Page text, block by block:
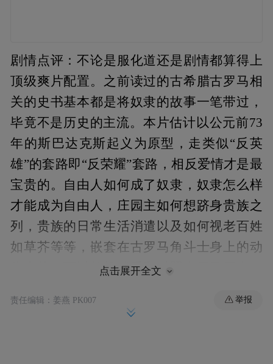
剧情点评：不论是服化道还是剧情都算得上
顶级爽片配置。之前读过的古希腊古罗马相
关的史书基本都是将奴隶的故事一笔带过，
毕竟不是历史的主流。本片估计以公元前73
年的斯巴达克斯起义为原型，走类似“反英
雄”的套路即“反荣耀”套路，相反爱情才是最
宝贵的。自由人如何成了奴隶，奴隶怎么样
才能成为自由人，庄园主如何想跻身贵族之
列，贵族的日常生活消遣以及如何视老百姓
如草芥等等，嵌套在古罗马角斗士身上的动
作大片，可以趁机感受和对照古罗马历史，
点击展开全文
责任编辑：姜燕 PK007 举报